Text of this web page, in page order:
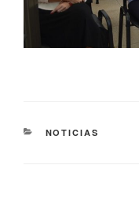
NOTICIAS